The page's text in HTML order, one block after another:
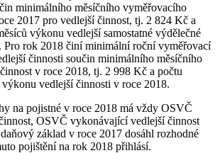
minimálního měsíčního vyměřovacího
2017 pro vedlejší činnost, tj. 2 824 Kč a
výkonu vedlejší samostatné výdělečné
Pro rok 2018 činí minimální roční vyměřovací
činnosti součin minimálního měsíčního
v roce 2018, tj. 2 998 Kč a počtu
vedlejší činnosti v roce 2018.
na pojistné v roce 2018 má vždy OSVČ
OSVČ vykonávající vedlejší činnost
základ v roce 2017 dosáhl rozhodné
pojištění na rok 2018 přihlásí.